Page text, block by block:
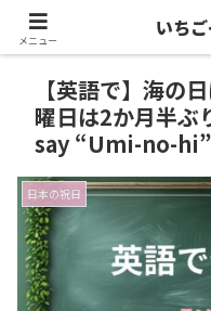
【英語で】海の
曜日は2か月半
say “Umi-no-
日本の祝日
メニュー
いち